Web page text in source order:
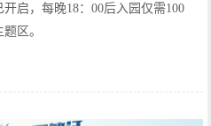
，每晚18：00后入园仅需100
区。